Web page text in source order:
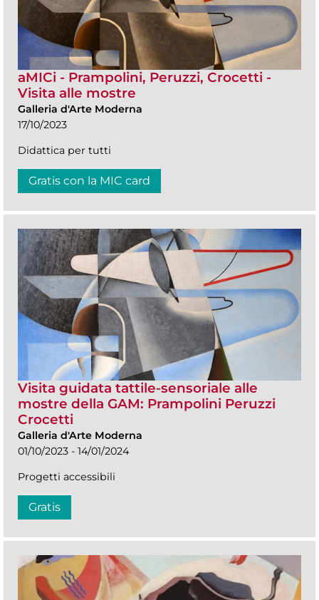
aMICi - Prampolini, Peruzzi, Crocetti -
Visita alle mostre
Galleria d'Arte Moderna
17/10/2023
Didattica per tutti
Gratis con la MIC card
Visita guidata tattile-sensoriale alle
mostre della GAM: Prampolini Peruzzi
Crocetti
Galleria d'Arte Moderna
01/10/2023 - 14/01/2024
Progetti accessibili
Gratis